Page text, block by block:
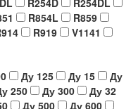
R254D
R254DL
R854L
R859
R919
V1141
Ду 125 Ду 15
Ду
250 Ду 300
Ду 32
Ду 500
Ду 600